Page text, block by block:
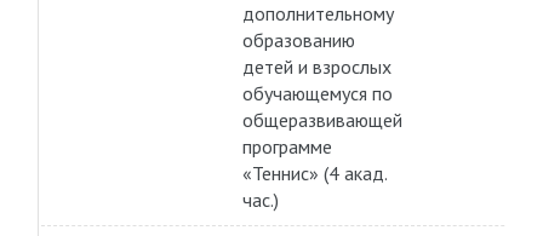
дополнительному
образованию
детей и взрослых
обучающемуся по
общеразвивающей
программе
«Теннис» (4 акад.
час.)